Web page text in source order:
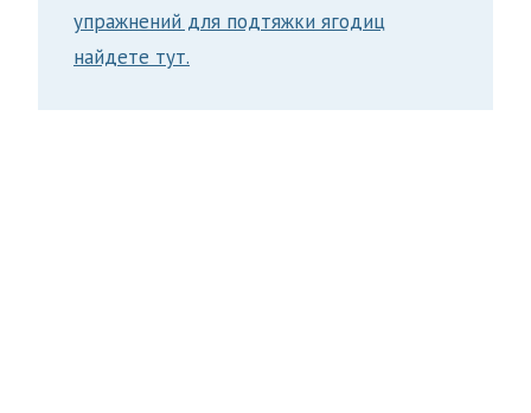
упражнений для подтяжки ягодиц
найдете тут.